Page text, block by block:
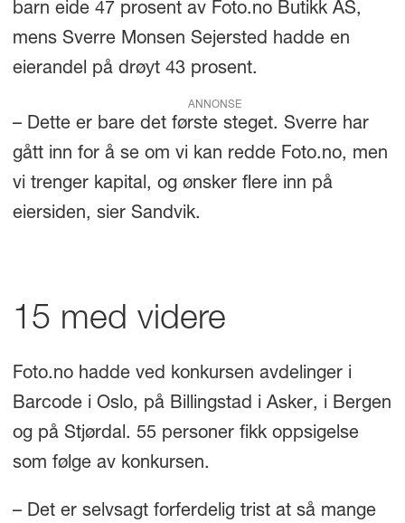
barn eide 47 prosent av Foto.no Butikk AS,
mens Sverre Monsen Sejersted hadde en
eierandel på drøyt 43 prosent.
ANNONSE
– Dette er bare det første steget. Sverre har
gått inn for å se om vi kan redde Foto.no, men
vi trenger kapital, og ønsker flere inn på
eiersiden, sier Sandvik.
15 med videre
Foto.no hadde ved konkursen avdelinger i
Barcode i Oslo, på Billingstad i Asker, i Bergen
og på Stjørdal. 55 personer fikk oppsigelse
som følge av konkursen.
– Det er selvsagt forferdelig trist at så mange